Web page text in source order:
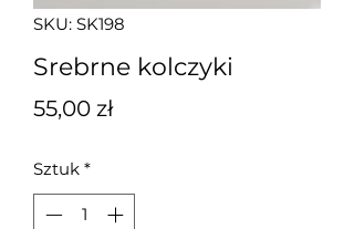
SKU: SK198
Srebrne kolczyki
55,00 złCena
Sztuk *